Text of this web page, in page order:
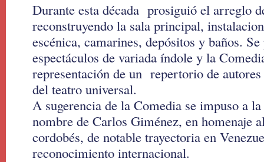
Durante esta década prosiguió el arreglo
reconstruyendo la sala principal,
escénica, camarines, depósitos y baños.
espectáculos de variada índole y la
representación de un repertorio de
del teatro universal.
A sugerencia de la Comedia se impuso a
nombre de Carlos Giménez, en homenaje
cordobés, de notable trayectoria en
reconocimiento internacional.